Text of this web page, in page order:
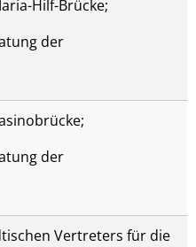
Hilf-Brücke;
der
der
Vertreters für die